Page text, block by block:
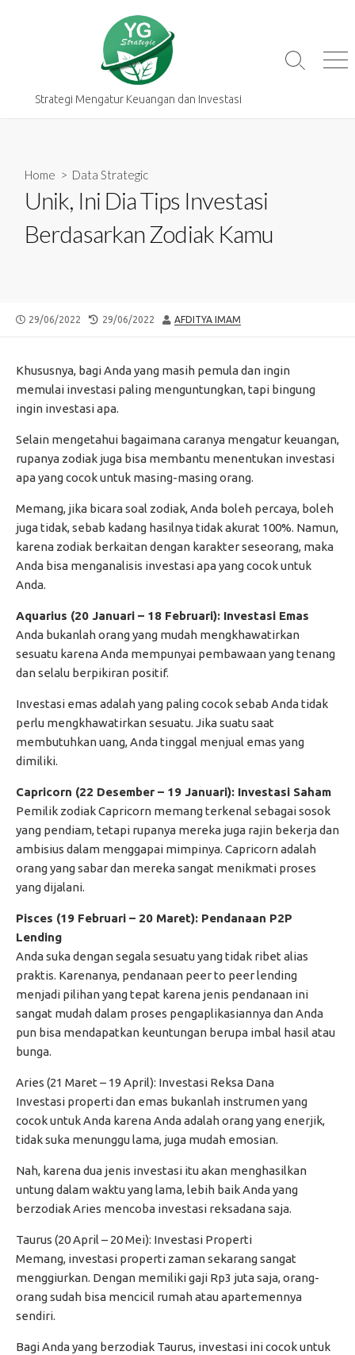
Strategi Mengatur Keuangan dan Investasi
Search
Home > Data Strategic
Unik, Ini Dia Tips Investasi
Berdasarkan Zodiak Kamu
PUBLISHED
29/06/2022
LAST
29/06/2022 AUTHOR
AFDITYA IMAM
Khususnya, bagi Anda yang masih pemula dan ingin
memulai investasi paling menguntungkan, tapi bingung
ingin investasi apa.
Selain mengetahui bagaimana caranya mengatur keuangan,
rupanya zodiak juga bisa membantu menentukan investasi
apa yang cocok untuk masing-masing orang.
Memang, jika bicara soal zodiak, Anda boleh percaya, boleh
juga tidak, sebab kadang hasilnya tidak akurat 100%. Namun,
karena zodiak berkaitan dengan karakter seseorang, maka
Anda bisa menganalisis investasi apa yang cocok untuk
Anda.
Aquarius (20 Januari – 18 Februari): Investasi Emas
Anda bukanlah orang yang mudah mengkhawatirkan
sesuatu karena Anda mempunyai pembawaan yang tenang
dan selalu berpikiran positif.
Investasi emas adalah yang paling cocok sebab Anda tidak
perlu mengkhawatirkan sesuatu. Jika suatu saat
membutuhkan uang, Anda tinggal menjual emas yang
dimiliki.
Capricorn (22 Desember – 19 Januari): Investasi Saham
Pemilik zodiak Capricorn memang terkenal sebagai sosok
yang pendiam, tetapi rupanya mereka juga rajin bekerja dan
ambisius dalam menggapai mimpinya. Capricorn adalah
orang yang sabar dan mereka sangat menikmati proses
yang dijalani.
Pisces (19 Februari – 20 Maret): Pendanaan P2P
Lending
Anda suka dengan segala sesuatu yang tidak ribet alias
praktis. Karenanya, pendanaan peer to peer lending
menjadi pilihan yang tepat karena jenis pendanaan ini
sangat mudah dalam proses pengaplikasiannya dan Anda
pun bisa mendapatkan keuntungan berupa imbal hasil atau
bunga.
Aries (21 Maret – 19 April): Investasi Reksa Dana
Investasi properti dan emas bukanlah instrumen yang
cocok untuk Anda karena Anda adalah orang yang enerjik,
tidak suka menunggu lama, juga mudah emosian.
Nah, karena dua jenis investasi itu akan menghasilkan
untung dalam waktu yang lama, lebih baik Anda yang
berzodiak Aries mencoba investasi reksadana saja.
Taurus (20 April – 20 Mei): Investasi Properti
Memang, investasi properti zaman sekarang sangat
menggiurkan. Dengan memiliki gaji Rp3 juta saja, orang-
orang sudah bisa mencicil rumah atau apartemennya
sendiri.
Bagi Anda yang berzodiak Taurus, investasi ini cocok untuk